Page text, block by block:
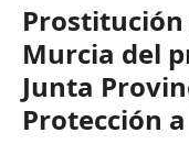
Murcia del
Junta
Protección